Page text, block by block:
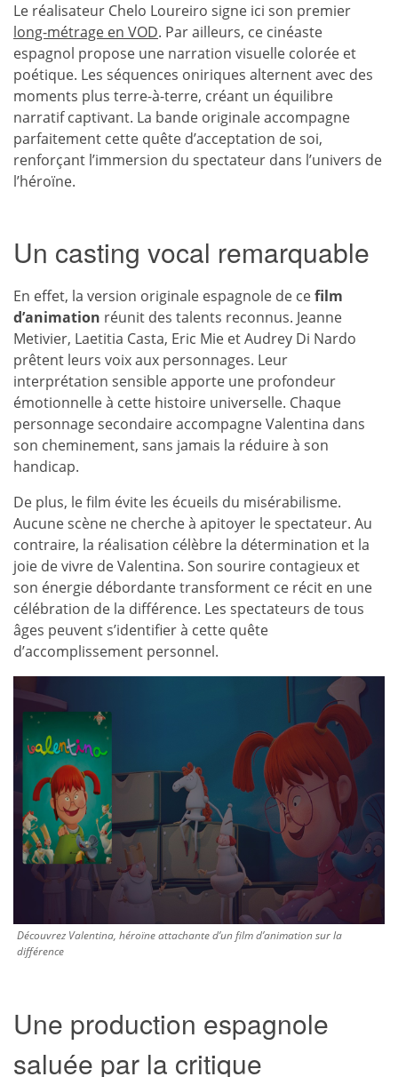
Le réalisateur Chelo Loureiro signe ici son premier
long-métrage en VOD. Par ailleurs, ce cinéaste
espagnol propose une narration visuelle colorée et
poétique. Les séquences oniriques alternent avec des
moments plus terre-à-terre, créant un équilibre
narratif captivant. La bande originale accompagne
parfaitement cette quête d’acceptation de soi,
renforçant l’immersion du spectateur dans l’univers de
l’héroïne.
Un casting vocal remarquable
En effet, la version originale espagnole de cefilm
d’animation réunit des talents reconnus. Jeanne
Metivier, Laetitia Casta, Eric Mie et Audrey Di Nardo
prêtent leurs voix aux personnages. Leur
interprétation sensible apporte une profondeur
émotionnelle à cette histoire universelle. Chaque
personnage secondaire accompagne Valentina dans
son cheminement, sans jamais la réduire à son
handicap.
De plus, le film évite les écueils du misérabilisme.
Aucune scène ne cherche à apitoyer le spectateur. Au
contraire, la réalisation célèbre la détermination et la
joie de vivre de Valentina. Son sourire contagieux et
son énergie débordante transforment ce récit en une
célébration de la différence. Les spectateurs de tous
âges peuvent s’identifier à cette quête
d’accomplissement personnel.
Découvrez Valentina, héroïne attachante d’un film d’animation sur la
différence
Une production espagnole
saluée par la critique